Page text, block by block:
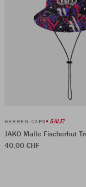
HERREN CAPS SALE!
JAKO Malle Fischerhut
40,00 CHF